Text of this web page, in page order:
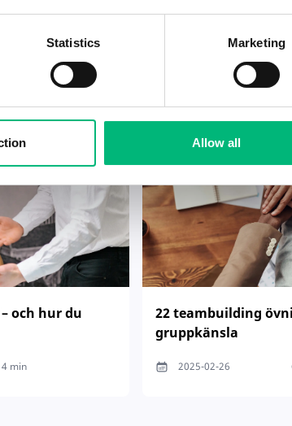
Statistics Marketing
Allow all
och hur du
4 min
22 teambuilding
gruppkänsla
2025-02-26